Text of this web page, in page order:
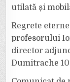
utilată și
Regrete
profesorului
director
Dumitrache